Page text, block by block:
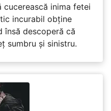
cucerească inima fetei
incurabil obține
însă descoperă că
sumbru și sinistru.